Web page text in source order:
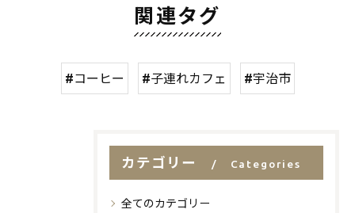
関連タグ
#コーヒー #子連れカフェ #宇治市
カテゴリー Categories
全てのカテゴリー